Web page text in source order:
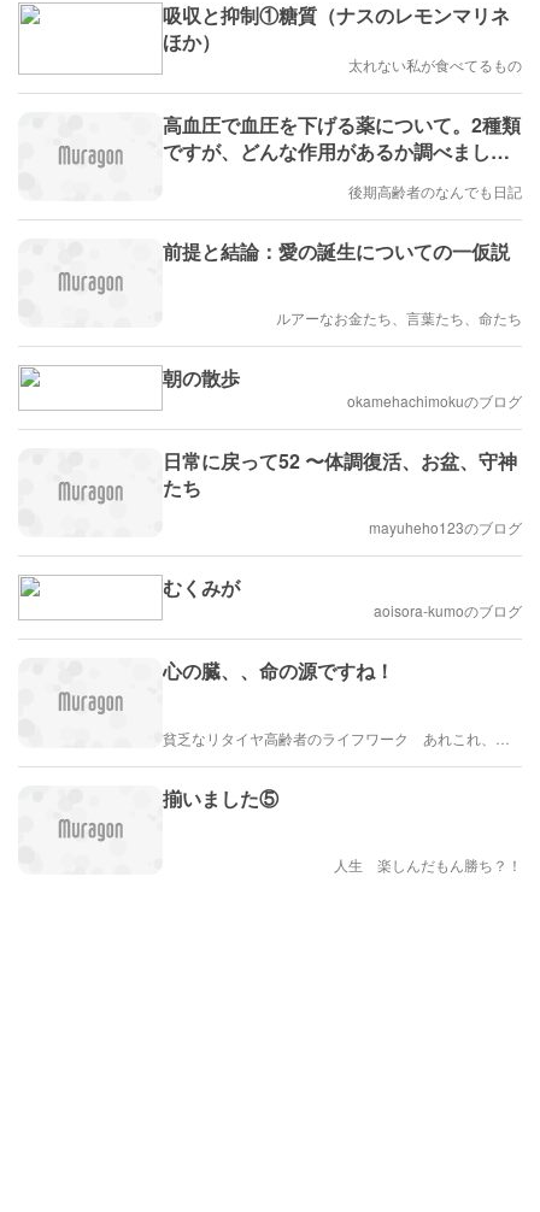
吸収と抑制①糖質（ナスのレモンマリネ
ほか）
太れない私が食べてるもの
高血圧で血圧を下げる薬について。2種類
ですが、どんな作用があるか調べまし
後期高齢者のなんでも日記
前提と結論：愛の誕生についての一仮説
ルアーなお金たち、言葉たち、命たち
朝の散歩
okamehachimokuのブログ
日常に戻って52 〜体調復活、お盆、守神
たち
mayuheho123のブログ
むくみが
aoisora-kumoのブログ
心の臓、、命の源ですね！
揃いました⑤
人生 楽しんだもん勝ち？！